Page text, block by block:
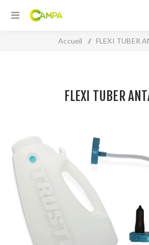
Accueil / FLEXI TUBER
FLEXI TUBER